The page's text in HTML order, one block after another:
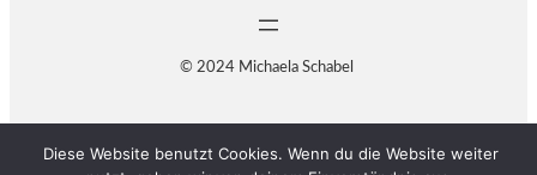
© 2024 Michaela Schabel
Diese Website benutzt Cookies. Wenn du die Website weiter